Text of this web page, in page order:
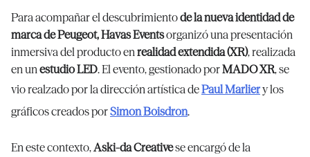
Para acompañar el descubrimientode la nueva identidad de
marca de Peugeot, Havas Eventsorganizó una presentación
inmersiva del producto enrealidad extendida (XR), realizada
en unestudio LED. El evento, gestionado porMADO XR, se
vio realzado por la dirección artística dePaul Marliery los
gráficos creados porSimon Boisdron.
En este contexto,Aski-da Creativese encargó de la